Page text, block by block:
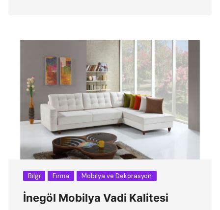
Bilgi Firma Mobilya ve Dekorasyon
İnegöl Mobilya Vadi Kalitesi